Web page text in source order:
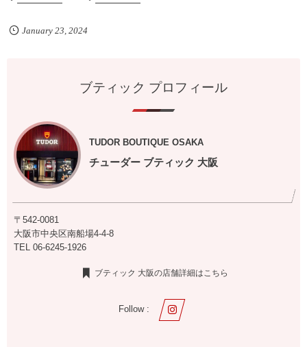
January 23 2024
ブティック プロフィール
TUDOR BOUTIQUE OSAKA
チューダー ブティック 大阪
〒542-0081
大阪市中央区南船場4-4-8
TEL 06-6245-1926
ブティック 大阪の店舗詳細はこちら
Follow :